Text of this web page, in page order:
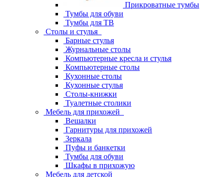
Прикроватные тумбы
Тумбы для обуви
Тумбы для ТВ
Столы и стулья
Барные стулья
Журнальные столы
Компьютерные кресла и стулья
Компьютерные столы
Кухонные столы
Кухонные стулья
Столы-книжки
Туалетные столики
Мебель для прихожей
Вешалки
Гарнитуры для прихожей
Зеркала
Пуфы и банкетки
Тумбы для обуви
Шкафы в прихожую
Мебель для детской